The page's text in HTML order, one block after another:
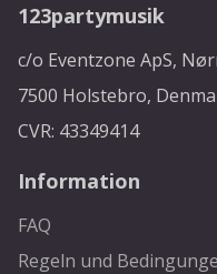
123partymusik
c/o Eventzone ApS,
7500 Holstebro,
CVR: 43349414
Information
FAQ
Regeln und